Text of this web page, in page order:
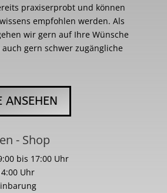
praxiserprobt und können
empfohlen werden. Als
wir gern auf Ihre Wünsche
gern schwer zugängliche
ANSEHEN
- Shop
bis 17:00 Uhr
Uhr